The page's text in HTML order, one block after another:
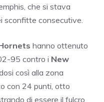
che si stava
sconfitte consecutive.
hanno ottenuto
95 contro i New
così alla zona
con 24 punti, otto
di essere il fulcro